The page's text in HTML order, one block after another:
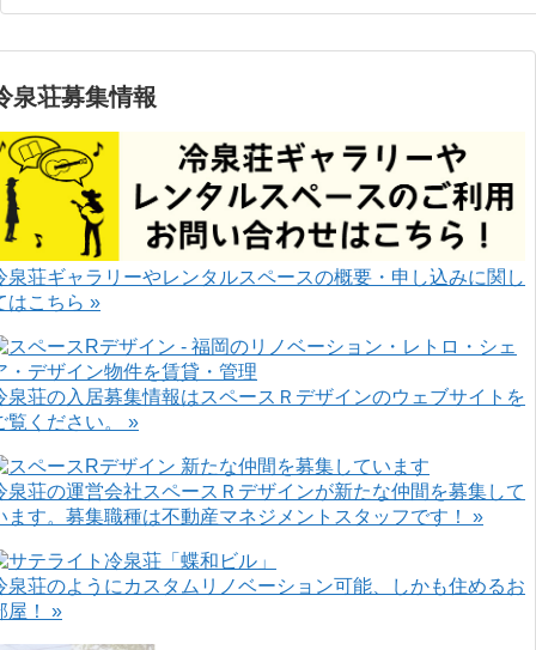
泉荘募集情報
泉荘ギャラリーやレンタルスペースの概要・申し込みに関し
はこちら »
泉荘の入居募集情報はスペースＲデザインのウェブサイトを
覧ください。 »
泉荘の運営会社スペースＲデザインが新たな仲間を募集して
ます。募集職種は不動産マネジメントスタッフです！ »
泉荘のようにカスタムリノベーション可能、しかも住めるお
屋！ »